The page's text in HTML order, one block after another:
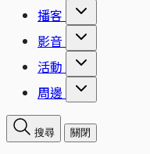
播客
影音
活動
周邊
搜尋 關閉